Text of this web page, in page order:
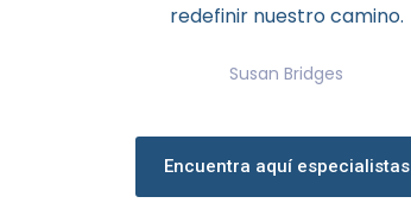
redefinir nuestro camino.
Susan Bridges
Encuentra aquí especialistas